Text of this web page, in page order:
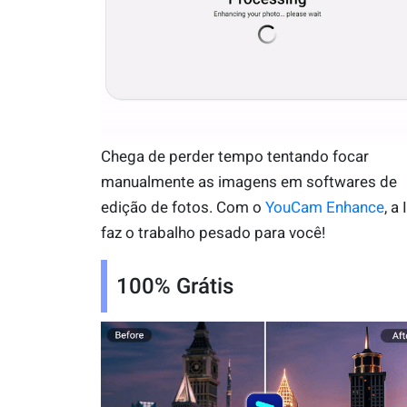
Chega de perder tempo tentando focar
manualmente as imagens em softwares de
edição de fotos. Com o YouCam Enhance, a
faz o trabalho pesado para você!
100% Grátis